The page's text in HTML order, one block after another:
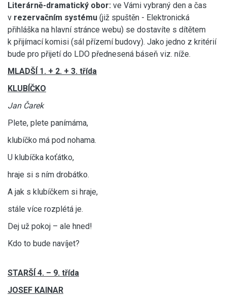
Literárně-dramatický obor: ve Vámi vybraný den a čas
v rezervačním systému (již spuštěn - Elektronická
přihláška na hlavní stránce webu) se dostavíte s dítětem
k přijímací komisi (sál přízemí budovy). Jako jedno z kritérií
bude pro přijetí do LDO přednesená báseň viz. níže.
MLADŠÍ 1. + 2. + 3. třída
KLUBÍČKO
Jan Čarek
Plete, plete panímáma,
klubíčko má pod nohama.
U klubíčka koťátko,
hraje si s ním drobátko.
A jak s klubíčkem si hraje,
stále více rozplétá je.
Dej už pokoj – ale hned!
Kdo to bude navíjet?
STARŠÍ 4. – 9. třída
JOSEF KAINAR